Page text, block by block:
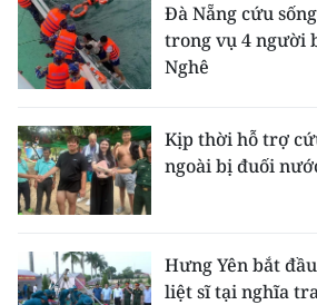
Đà Nẵng cứu
trong vụ 4 người
Nghê
Kịp thời hỗ trợ
ngoài bị đuối
Hưng Yên bắt
liệt sĩ tại nghĩa